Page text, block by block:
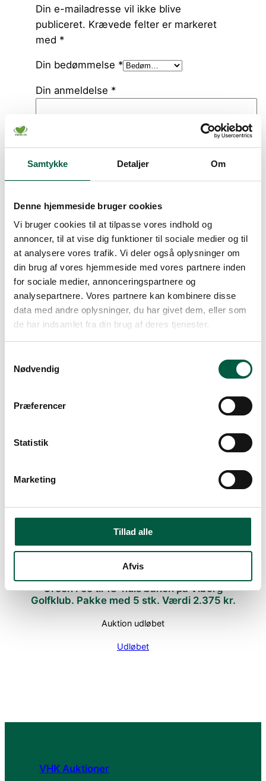
Samtykke Detaljer Om
Denne hjemmeside bruger cookies
Vi bruger cookies til at tilpasse vores indhold og
annoncer, til at vise dig funktioner til sociale medier og til
at analysere vores trafik. Vi deler også oplysninger om
din brug af vores hjemmeside med vores partnere inden
for sociale medier, annonceringspartnere og
analysepartnere. Vores partnere kan kombinere disse
data med andre oplysninger, du har givet dem, eller som
de har indsamlet fra din brug af deres tjenester.
Nødvendig
Præferencer
Statistik
Marketing
Tillad alle
Afvis
Din e-mailadresse vil ikke blive
publiceret. Krævede felter er markeret
med *
Din bedømmelse *
Din anmeldelse *
E-mail
Gem mit navn, mail og websted i
denne browser til næste gang jeg
kommenterer.
Andre Auktioner
Golfklub. Pakke med 5 stk. Værdi 2.375 kr.
Green Fee til 18-huls banen på Viborg
Golfklub. Pakke med 5 stk. Værdi 2.375 kr.
Auktion udløbet
Udløbet
VHK Auktioner